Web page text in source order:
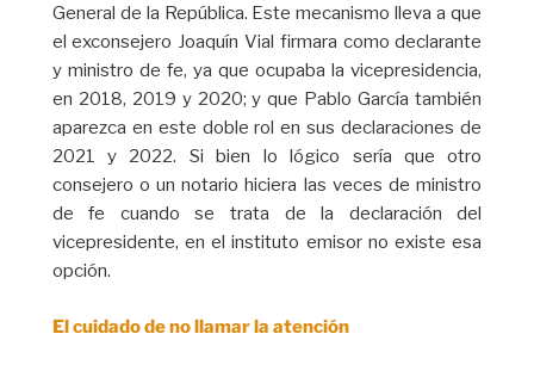
General de la República. Este mecanismo lleva a que
el exconsejero Joaquín Vial firmara como declarante
y ministro de fe, ya que ocupaba la vicepresidencia,
en 2018, 2019 y 2020; y que Pablo García también
aparezca en este doble rol en sus declaraciones de
2021 y 2022. Si bien lo lógico sería que otro
consejero o un notario hiciera las veces de ministro
de fe cuando se trata de la declaración del
vicepresidente, en el instituto emisor no existe esa
opción.
El cuidado de no llamar la atención